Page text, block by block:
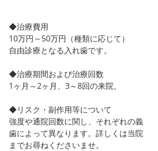
◆治療費用
10万円～50万円（種類に応じて）
自由診療となる入れ歯です。
◆治療期間および治療回数
1ヶ月～2ヶ月、3～8回の来院。
◆リスク・副作用等について
強度や通院回数に関し、それぞれの義
歯によって異なります。詳しくは当院
までお尋ねくださいませ。